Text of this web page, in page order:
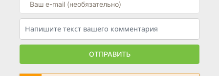
ОТПРАВИТЬ